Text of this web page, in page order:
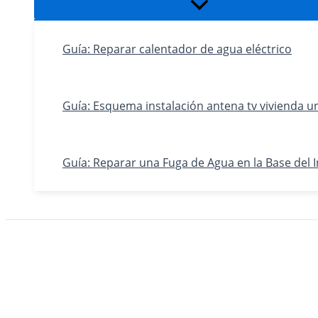
Alternar
Guía: Reparar calentador de agua eléctrico
Guía: Esquema instalación antena tv vivienda
Guía: Reparar una Fuga de Agua en la Base del